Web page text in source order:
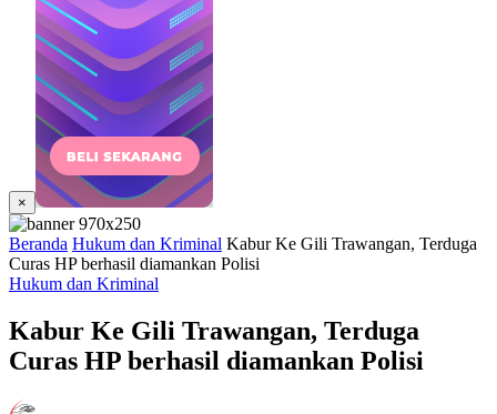
×
Beranda Hukum dan Kriminal Kabur Ke Gili Trawangan, Terduga
Curas HP berhasil diamankan Polisi
Hukum dan Kriminal
Kabur Ke Gili Trawangan, Terduga
Curas HP berhasil diamankan Polisi